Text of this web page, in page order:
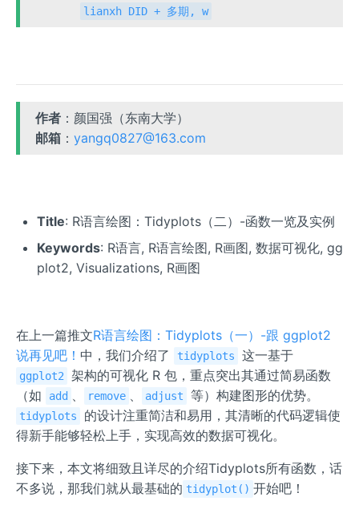
lianxh DID + 多期, w
作者 ：颜国强（东南大学）
邮箱 ：yangq0827@163.com
Title: R语言绘图：Tidyplots（二）-函数一览及实例
Keywords: R语言, R语言绘图, R画图, 数据可视化, gg
plot2, Visualizations, R画图
在上一篇推文R语言绘图：Tidyplots（一）-跟 ggplot2
说再见吧！ 中，我们介绍了 tidyplots 这一基于
ggplot2
架构的可视化 R 包，重点突出其通过简易函数
（如
add remove adjust 等）构建图形的优势。
tidyplots
的设计注重简洁和易用，其清晰的代码逻辑使
得新手能够轻松上手，实现高效的数据可视化。
接下来，本文将细致且详尽的介绍Tidyplots所有函数，话
不多说，那我们就从最基础的 tidyplot() 开始吧！